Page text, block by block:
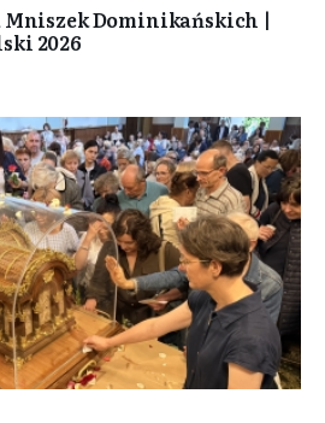
Dominikańskich |
2026